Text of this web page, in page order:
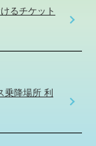
るチケット
乗降場所 利